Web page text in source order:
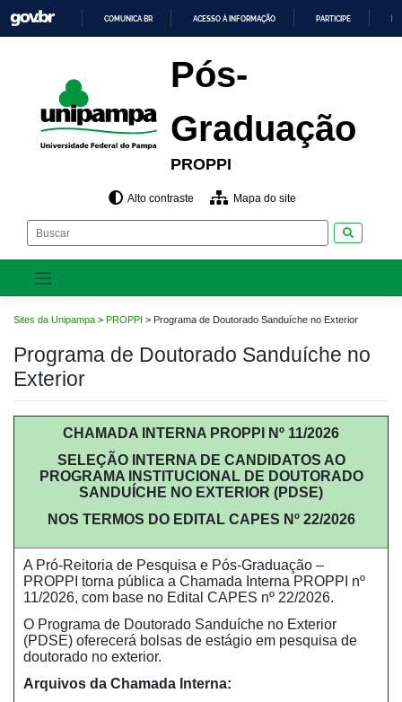
para
o
O
CONTEÚDO
COMUNICA BR ACESSO À INFORMAÇÃO PARTICIPE
Pós-
Graduação
PROPPI
Alto contraste Mapa do site
Sites da Unipampa > PROPPI > Programa de Doutorado Sanduíche no Exterior
Programa de Doutorado Sanduíche no
Exterior
CHAMADA INTERNA PROPPI Nº 11/2026
SELEÇÃO INTERNA DE CANDIDATOS AO
PROGRAMA INSTITUCIONAL DE DOUTORADO
SANDUÍCHE NO EXTERIOR (PDSE)
NOS TERMOS DO EDITAL CAPES Nº 22/2026
A Pró-Reitoria de Pesquisa e Pós-Graduação –
PROPPI torna pública a Chamada Interna PROPPI nº
11/2026, com base no Edital CAPES nº 22/2026.
O Programa de Doutorado Sanduíche no Exterior
(PDSE) oferecerá bolsas de estágio em pesquisa de
doutorado no exterior.
Arquivos da Chamada Interna: